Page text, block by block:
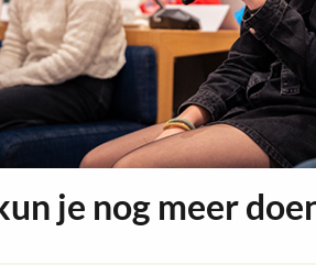
je nog meer